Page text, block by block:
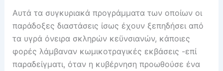
Αυτά τα συγκυριακά προγράμματα των οποίων οι
παράδοξες διαστάσεις ίσως έχουν ξεπηδήσει από
τα υγρά όνειρα σκληρών κεϋνσιανών, κάποιες
φορές λάμβαναν κωμικοτραγικές εκβάσεις -επί
παραδείγματι, όταν η κυβέρνηση προωθούσε ένα